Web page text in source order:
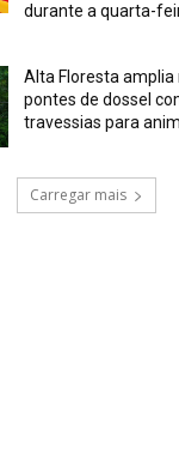
durante a quarta-
Alta Floresta amplia
pontes de dossel
travessias para
Carregar mais